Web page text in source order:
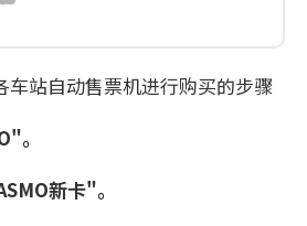
车站自动售票机进行购买的步骤
。
新卡"。